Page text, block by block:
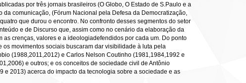
por três jornais brasileiros (O Globo, O Estado de S.Paulo e a
comunicação, (Fórum Nacional pela Defesa da Democratização,
que durou o encontro. No confronto desses segmentos do setor
e de Discurso que, assim como no cenário da elaboração da
crenças, valores e a ideologiadefendidos por cada um. Do ponto
movimentos sociais buscaram dar visibilidade à luta pela
(1988,2011,2012) e Carlos Nelson Coutinho (1981,1984,1992 e
e outros; e os conceitos de sociedade civil de Antônio
e 2013) acerca do impacto da tecnologia sobre a sociedade e as